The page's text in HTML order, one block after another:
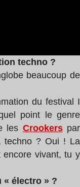
techno ?
beaucoup de
du festival I
point le genre
les Crookerspar
techno ? Oui ! La
encore vivant, tu y
« électro » ?